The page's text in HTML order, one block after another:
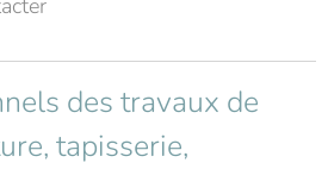
des travaux de
tapisserie,